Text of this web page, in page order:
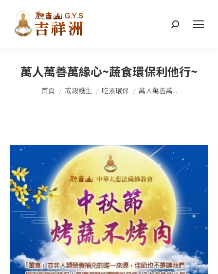
搜
萬人萬善萬緣心~蔬食環保利他行~
您在這裡：
首頁 戒殺護生 吃素環保 萬人萬善萬...